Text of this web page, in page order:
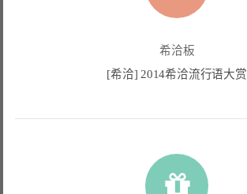
希洽板
[希洽] 2014希洽流行语大赏